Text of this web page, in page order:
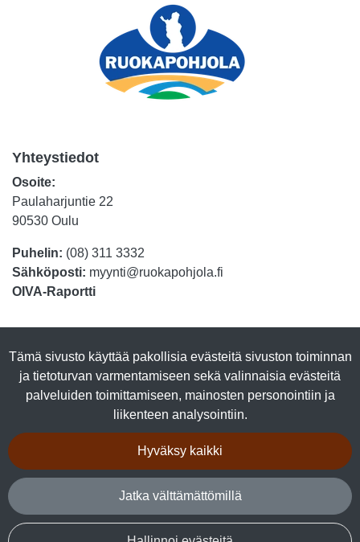
Tämä sivusto käyttää pakollisia evästeitä sivuston toiminnan
ja tietoturvan varmentamiseen sekä valinnaisia evästeitä
palveluiden toimittamiseen, mainosten personointiin ja
liikenteen analysointiin.
Hyväksy kaikki
Jatka välttämättömillä
Yhteystiedot
Osoite:
Paulaharjuntie 22
90530 Oulu
Puhelin: (08) 311 3332
Sähköposti: myynti@ruokapohjola.fi
OIVA-Raportti
Luomutuotteet
Lihasäilykkeet
Marjajalosteet
Makeiset
Kuivalihat
Tuotepaketit